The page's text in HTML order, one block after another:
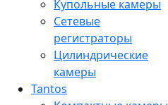
Купольные камеры
Сетевые
регистраторы
Цилиндрические
камеры
Tantos